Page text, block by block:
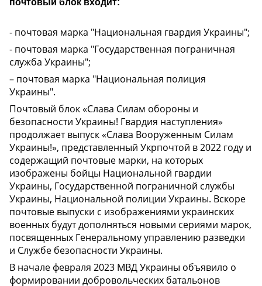
- почтовая марка "Национальная гвардия Украины";
- почтовая марка "Государственная пограничная
служба Украины";
– почтовая марка "Национальная полиция
Украины".
Почтовый блок «Слава Силам обороны и
безопасности Украины! Гвардия наступления»
продолжает выпуск «Слава Вооруженным Силам
Украины!», представленный Укрпочтой в 2022 году и
содержащий почтовые марки, на которых
изображены бойцы Национальной гвардии
Украины, Государственной пограничной службы
Украины, Национальной полиции Украины. Вскоре
почтовые выпуски с изображениями украинских
военных будут дополняться новыми сериями марок,
посвященных Генеральному управлению разведки
и Службе безопасности Украины.
В начале февраля 2023 МВД Украины объявило о
формировании добровольческих батальонов